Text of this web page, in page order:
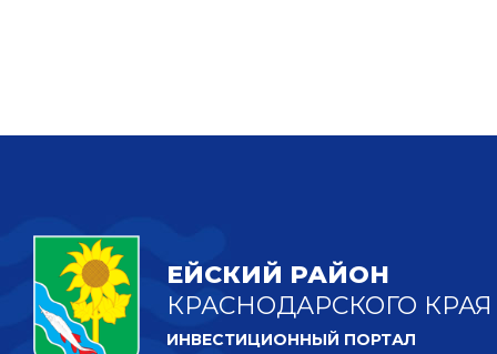
ЕЙСКИЙ РАЙОН
КРАСНОДАРСКОГО КРАЯ
ИНВЕСТИЦИОННЫЙ ПОРТАЛ